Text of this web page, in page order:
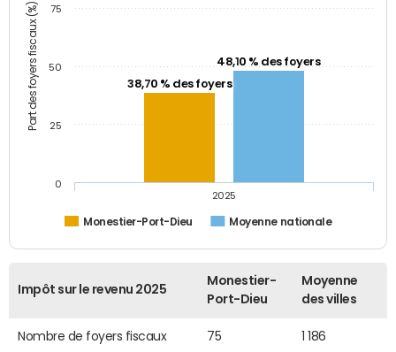
Part des foyers fiscaux (%) 38,70 % des foyers
48,10 % des foyers
Monestier-Port-Dieu Moyenne nationale
2025
0
25
50
75
Impôt sur le revenu 2025
Monestier-
Port-Dieu
Moyenne
des villes
Nombre de foyers fiscaux 75 1 186